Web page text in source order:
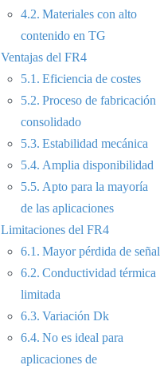
Materiales con alto
contenido en TG
Ventajas del FR4
Eficiencia de costes
Proceso de fabricación
consolidado
Estabilidad mecánica
Amplia disponibilidad
Apto para la mayoría
de las aplicaciones
Limitaciones del FR4
Mayor pérdida de señal
Conductividad térmica
limitada
Variación Dk
No es ideal para
aplicaciones de